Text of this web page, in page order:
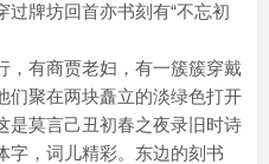
牌坊回首亦书刻有“不忘初
，有商贾老妇，有一簇簇穿戴
们聚在两块矗立的淡绿色打开
是莫言己丑初春之夜录旧时诗
字，词儿精彩。东边的刻书